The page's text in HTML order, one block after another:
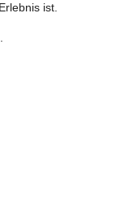
ist.